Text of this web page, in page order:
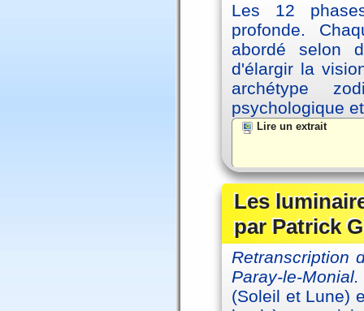
Les 12
profonde.
abordé selon
d'élargir la
archétype
psychologique
Lire un extrait
Les
par Patrick
Retranscription
Paray-le-Monial.
(Soleil et Lune)